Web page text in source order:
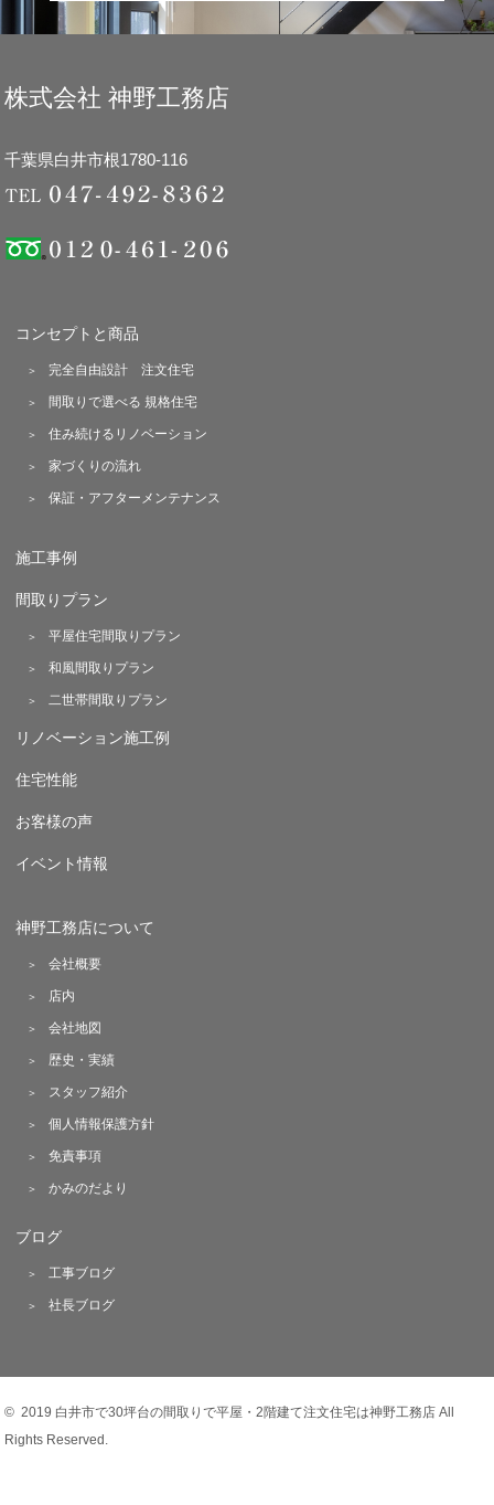
株式会社 神野工務店
千葉県白井市根1780-116
コンセプトと商品
完全自由設計 注文住宅
間取りで選べる 規格住宅
住み続けるリノベーション
家づくりの流れ
保証・アフターメンテナンス
施工事例
間取りプラン
平屋住宅間取りプラン
和風間取りプラン
二世帯間取りプラン
リノベーション施工例
住宅性能
お客様の声
イベント情報
神野工務店について
会社概要
店内
会社地図
歴史・実績
スタッフ紹介
個人情報保護方針
免責事項
かみのだより
ブログ
工事ブログ
社長ブログ
© 2019 白井市で30坪台の間取りで平屋・2階建て注文住宅は神野工務店 All
Rights Reserved.